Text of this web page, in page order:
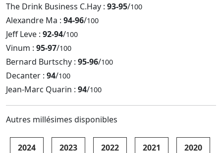
The Drink Business C.Hay : 93-95/100
Alexandre Ma : 94-96/100
Jeff Leve : 92-94/100
Vinum : 95-97/100
Bernard Burtschy : 95-96/100
Decanter : 94/100
Jean-Marc Quarin : 94/100
Autres millésimes disponibles
2024 2023 2022 2021 2020